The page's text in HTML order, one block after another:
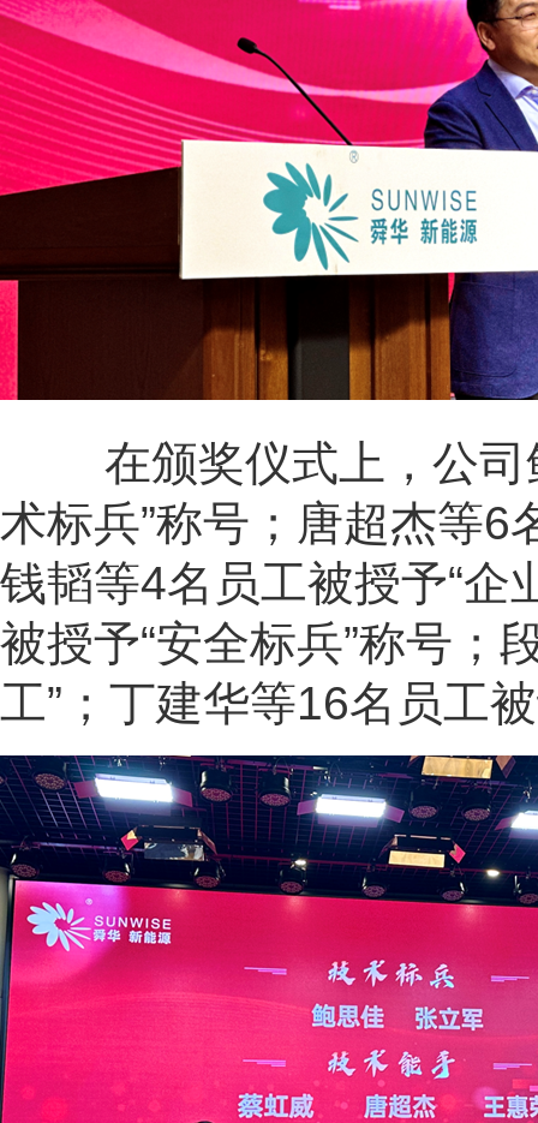
在颁奖仪式上，公司
术标兵”称号；唐超杰等6
钱韬等4名员工被授予“企
被授予“安全标兵”称号；
工”；丁建华等16名员工